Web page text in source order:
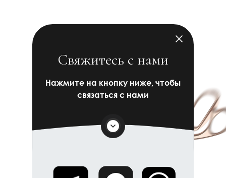
Нажмите на кнопку ниже, чтобы
связаться с нами
Свяжитесь с нами